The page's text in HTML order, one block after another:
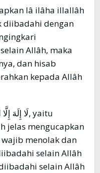
lâ ilâha illallâh
diibadahi dengan
Allâh, maka
dan hisab
kepada Allâh
jelas mengucapkan
menolak dan
selain Allâh